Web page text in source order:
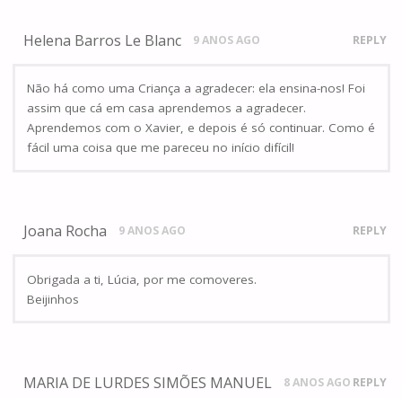
Helena Barros Le Blanc 9 ANOS AGO REPLY
Não há como uma Criança a agradecer: ela ensina-nos! Foi
assim que cá em casa aprendemos a agradecer.
Aprendemos com o Xavier, e depois é só continuar. Como é
fácil uma coisa que me pareceu no início difícil!
Joana Rocha 9 ANOS AGO REPLY
Obrigada a ti, Lúcia, por me comoveres.
Beijinhos
MARIA DE LURDES SIMÕES MANUEL 8 ANOS AGO REPLY